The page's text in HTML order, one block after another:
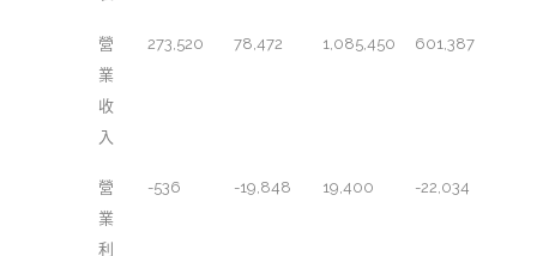
營
業
收
入
273,520 78,472 1,085,450 601,387
營
業
利
-536 -19,848 19,400 -22,034